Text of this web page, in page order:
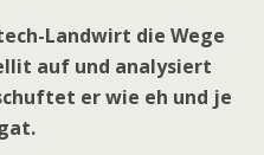
Landwirt die Wege
auf und analysiert
er wie eh und je